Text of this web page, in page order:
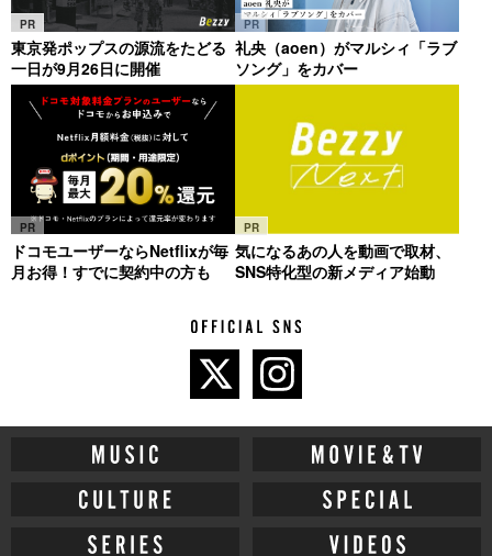
PR
東京発ポップスの源流をたどる
一日が9月26日に開催
PR
礼央（aoen）がマルシィ「ラブ
ソング」をカバー
PR
ドコモユーザーならNetflixが毎
月お得！すでに契約中の方も
PR
気になるあの人を動画で取材、
SNS特化型の新メディア始動